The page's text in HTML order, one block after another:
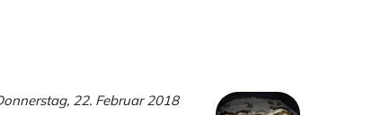
22. Februar 2018